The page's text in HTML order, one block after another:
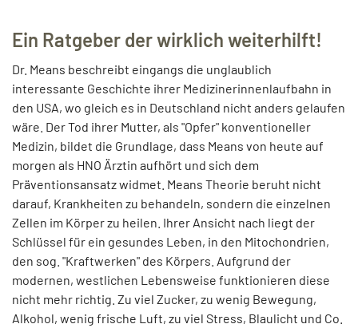
Ein Ratgeber der wirklich weiterhilft!
Dr. Means beschreibt eingangs die unglaublich
interessante Geschichte ihrer Medizinerinnenlaufbahn in
den USA, wo gleich es in Deutschland nicht anders gelaufen
wäre. Der Tod ihrer Mutter, als "Opfer" konventioneller
Medizin, bildet die Grundlage, dass Means von heute auf
morgen als HNO Ärztin aufhört und sich dem
Präventionsansatz widmet. Means Theorie beruht nicht
darauf, Krankheiten zu behandeln, sondern die einzelnen
Zellen im Körper zu heilen. Ihrer Ansicht nach liegt der
Schlüssel für ein gesundes Leben, in den Mitochondrien,
den sog. "Kraftwerken" des Körpers. Aufgrund der
modernen, westlichen Lebensweise funktionieren diese
nicht mehr richtig. Zu viel Zucker, zu wenig Bewegung,
Alkohol, wenig frische Luft, zu viel Stress, Blaulicht und Co.